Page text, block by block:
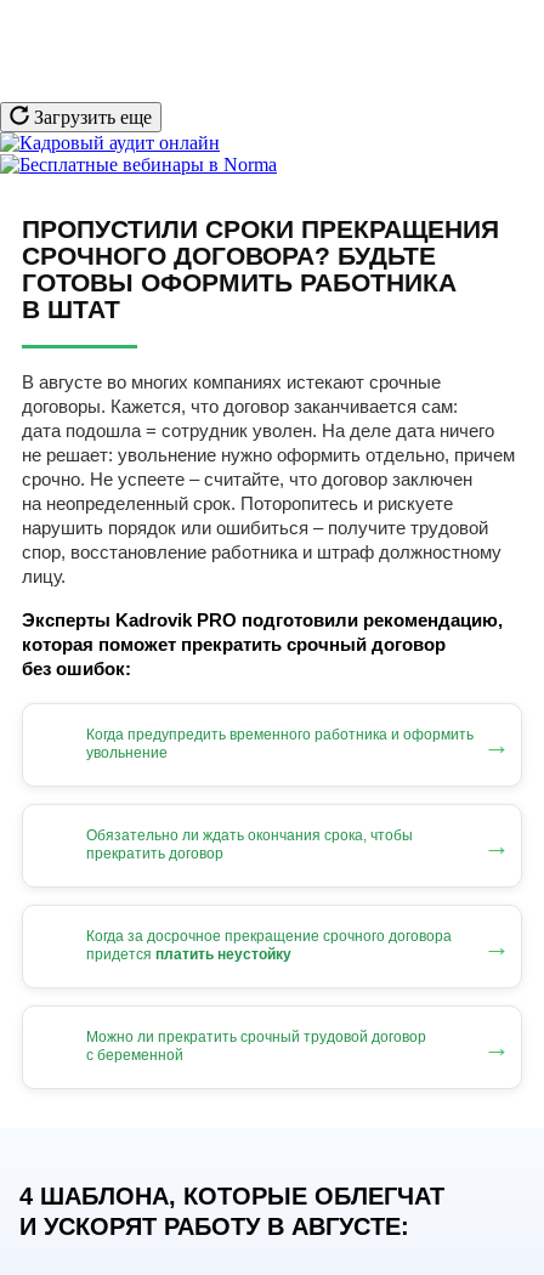
Загрузить еще
ПРОПУСТИЛИ СРОКИ ПРЕКРАЩЕНИЯ
СРОЧНОГО ДОГОВОРА? БУДЬТЕ
ГОТОВЫ ОФОРМИТЬ РАБОТНИКА
В ШТАТ
В августе во многих компаниях истекают срочные
договоры. Кажется, что договор заканчивается сам:
дата подошла = сотрудник уволен. На деле дата ничего
не решает: увольнение нужно оформить отдельно, причем
срочно. Не успеете – считайте, что договор заключен
на неопределенный срок. Поторопитесь и рискуете
нарушить порядок или ошибиться – получите трудовой
спор, восстановление работника и штраф должностному
лицу.
Эксперты Kadrovik PRO подготовили рекомендацию,
которая поможет прекратить срочный договор
без ошибок:
Когда предупредить временного работника и оформить
увольнение
→
Обязательно ли ждать окончания срока, чтобы
прекратить договор
→
Когда за досрочное прекращение срочного договора
придется платить неустойку →
Можно ли прекратить срочный трудовой договор
с беременной
→
4 ШАБЛОНА, КОТОРЫЕ ОБЛЕГЧАТ
И УСКОРЯТ РАБОТУ В АВГУСТЕ: